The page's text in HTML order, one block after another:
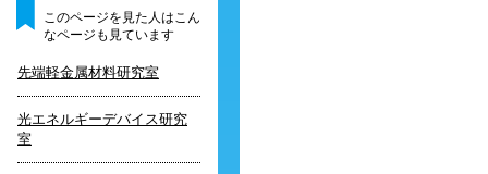
このページを見た人はこん
なページも見ています
先端軽金属材料研究室
光エネルギーデバイス研究
室